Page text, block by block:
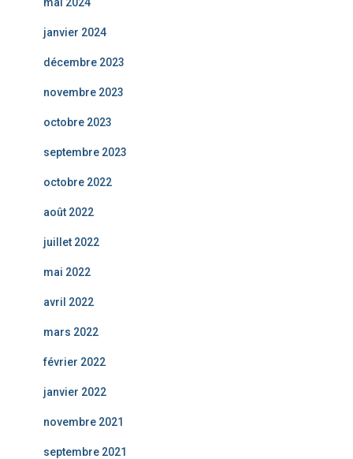
janvier 2024
décembre 2023
novembre 2023
octobre 2023
septembre 2023
octobre 2022
août 2022
juillet 2022
mai 2022
avril 2022
mars 2022
février 2022
janvier 2022
novembre 2021
septembre 2021